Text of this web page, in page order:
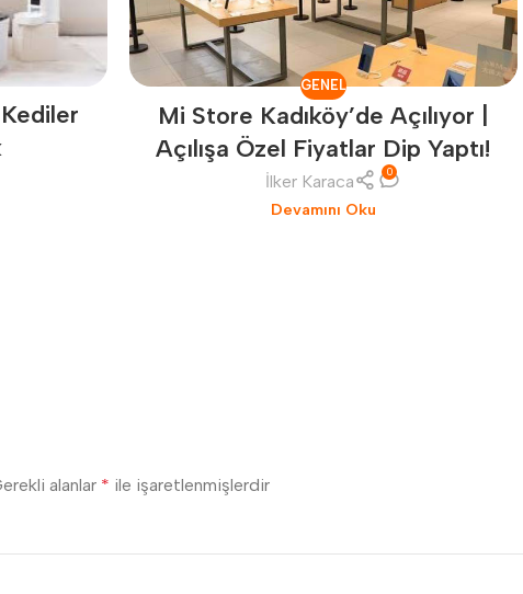
GENEL
Mi Store Kadıköy’de Açılıyor |
Açılışa Özel Fiyatlar Dip Yaptı!
İlker Karaca 0
Devamını Oku
alanlar * ile işaretlenmişlerdir